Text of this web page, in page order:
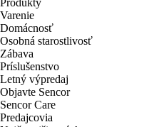
Varenie
Domácnosť
Osobná starostlivosť
Zábava
Príslušenstvo
Letný výpredaj
Objavte Sencor
Sencor Care
Predajcovia